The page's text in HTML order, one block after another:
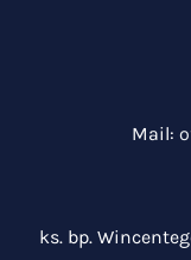
Mail:
ks. bp.